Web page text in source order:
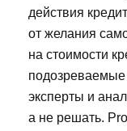
действия
от желания
на стоимости
подозреваемые
эксперты и
а не решать.